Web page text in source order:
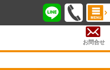
お問合せ